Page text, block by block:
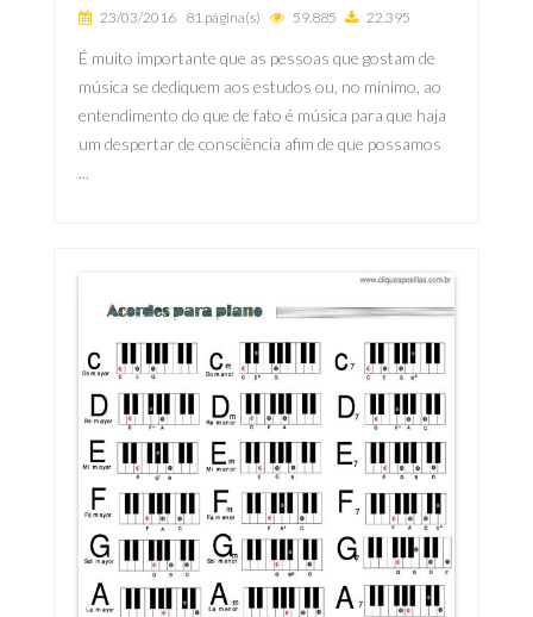
23/03/2016 81 página(s) 59.885 22.395
É muito importante que as pessoas que gostam de
música se dediquem aos estudos ou, no mínimo, ao
entendimento do que de fato é música para que haja
um despertar de consciência afim de que possamos
...